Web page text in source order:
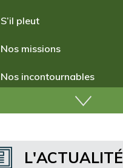
Nos incontournables
Où dormir ?
L'ACTUALITÉ